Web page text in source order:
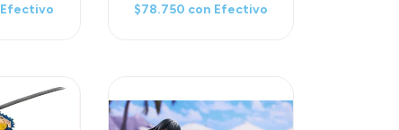
Efectivo $78.750 con Efectivo